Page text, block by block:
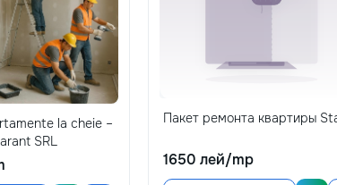
la cheie –
SRL
Пакет ремонта квартиры
1650 лей/mp